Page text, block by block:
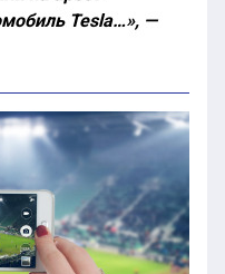
Tesla…», —